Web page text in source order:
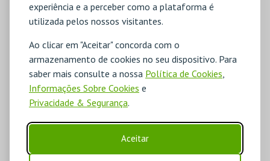
experiência e a perceber como a plataforma é
utilizada pelos nossos visitantes.
Ao clicar em "Aceitar" concorda com o
armazenamento de cookies no seu dispositivo. Para
saber mais consulte a nossa Política de Cookies,
Informações Sobre Cookies e
Privacidade & Segurança.
Aceitar